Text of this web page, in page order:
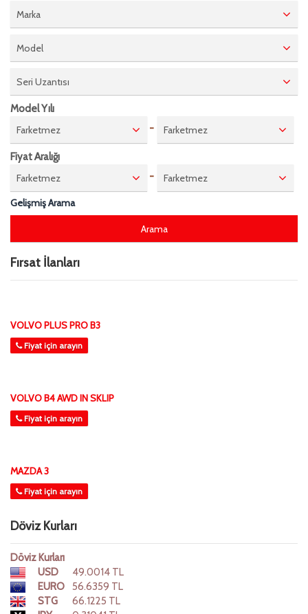
Marka
Model
Seri Uzantısı
Model Yılı
Farketmez
- Farketmez
Fiyat Aralığı
Farketmez
-
Farketmez
Gelişmiş Arama
Fırsat İlanları
VOLVO PLUS PRO B3
Fiyat için arayın
VOLVO B4 AWD IN SKLIP
Fiyat için arayın
MAZDA 3
Fiyat için arayın
Döviz Kurları
Döviz Kurları
USD
49.0014 TL
EURO
56.6359 TL
STG
66.1225 TL